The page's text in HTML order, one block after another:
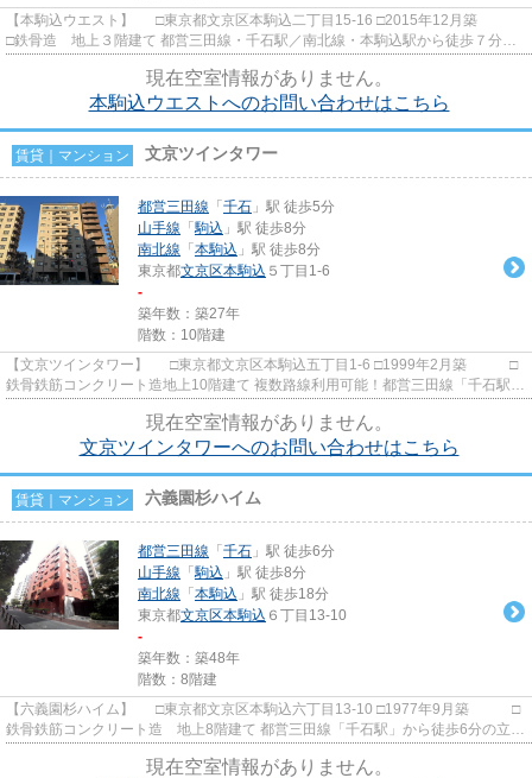
【本駒込ウエスト】 □東京都文京区本駒込二丁目15-16 □2015年12月築
□鉄骨造 地上３階建て 都営三田線・千石駅／南北線・本駒込駅から徒歩７分の
現在空室情報がありません。
本駒込ウエストへのお問い合わせはこちら
賃貸｜マンション 文京ツインタワー
都営三田線 「 千石 」駅 徒歩5分
山手線 「駒込 」駅 徒歩8分
南北線 「 本駒込 」駅 徒歩8分
東京都文京区本駒込 ５丁目1-6
-
築年数：築27年
階数：10階建
【文京ツインタワー】 □東京都文京区本駒込五丁目1-6 □1999年2月築 □
鉄骨鉄筋コンクリート造地上10階建て 複数路線利用可能！都営三田線「千石駅」
現在空室情報がありません。
文京ツインタワーへのお問い合わせはこちら
賃貸｜マンション 六義園杉ハイム
都営三田線 「 千石 」駅 徒歩6分
山手線 「駒込 」駅 徒歩8分
南北線 「 本駒込 」駅 徒歩18分
東京都文京区本駒込 ６丁目13-10
-
築年数：築48年
階数：8階建
【六義園杉ハイム】 □東京都文京区本駒込六丁目13-10 □1977年9月築 □
鉄骨鉄筋コンクリート造 地上8階建て 都営三田線「千石駅」から徒歩6分の立地
現在空室情報がありません。